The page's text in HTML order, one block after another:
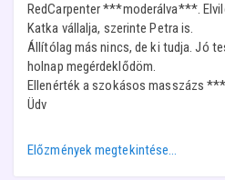
RedCarpenter ***moderálva***.
Katka vállalja, szerinte Petra is.
Állítólag más nincs, de ki tudja. Jó
holnap megérdeklődöm.
Ellenérték a szokásos masszázs
Üdv
Előzmények megtekintése…